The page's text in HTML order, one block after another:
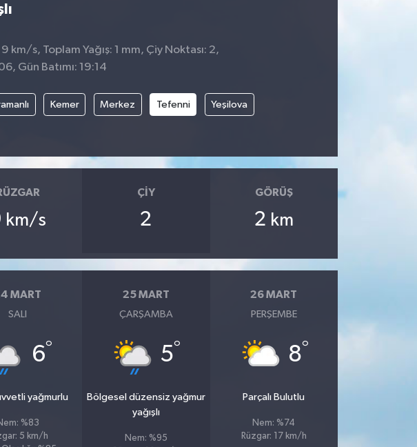
km/s, Toplam Yağış: 1 mm, Çiy Noktası: 2,
Gün Batımı: 19:14
Kemer Merkez Tefenni Yeşilova
km/s
ÇIY
2
GÖRÜŞ
2 km
MART
SALI
6°
yağmurlu
%83
5 km/h
25 MART
ÇARŞAMBA
5°
Bölgesel düzensiz yağmur
yağışlı
Nem: %95
26 MART
PERŞEMBE
8°
Parçalı Bulutlu
Nem: %74
Rüzgar: 17 km/h